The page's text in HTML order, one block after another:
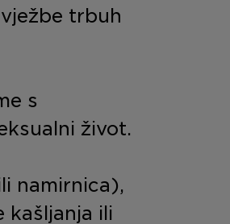
trbuh
s
život.
namirnica),
kašljanja ili